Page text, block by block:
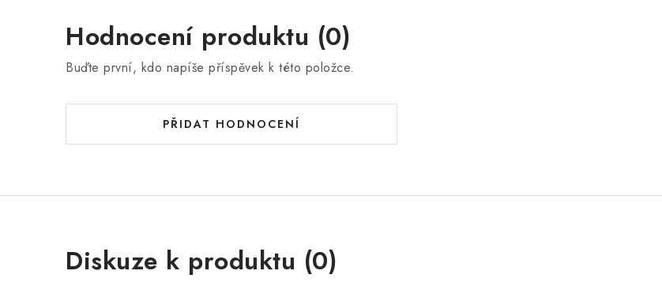
Hodnocení produktu (0)
Buďte první, kdo napíše příspěvek k této položce.
PŘIDAT HODNOCENÍ
Diskuze k produktu (0)